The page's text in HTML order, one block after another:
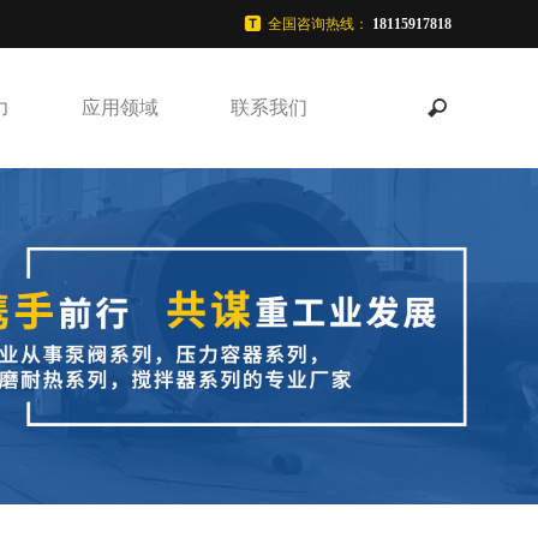
全国咨询热线： 18115917818
应用领域 联系我们